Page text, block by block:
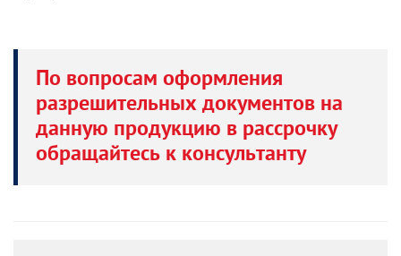
По вопросам оформления
разрешительных документов на
данную продукцию в рассрочку
обращайтесь к консультанту